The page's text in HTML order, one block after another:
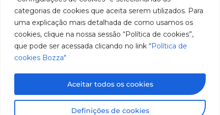
categorias de cookies que aceita serem utilizados. Para
uma explicação mais detalhada de como usamos os
cookies, clique na nossa sessão “Política de cookies”,
que pode ser acessada clicando no link “Política de
cookies Bozza"
Definições de cookies
Aceitar todos os cookies
América
del
Sur.
SP
CEP: 09780-
001
Hable
con
SAC: 0800
Imágenes meramente ilustrativas. Información sujeta a